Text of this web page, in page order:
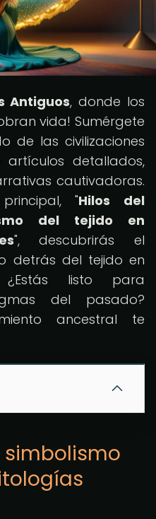
Antiguos, donde los
vida! Sumérgete
de las civilizaciones
detallados,
cautivadoras.
"Hilos del
del tejido en
", descubrirás el
detrás del tejido en
¿Estás listo para
del pasado?
ancestral te